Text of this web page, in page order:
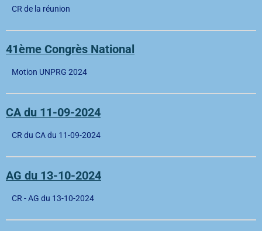
CR de la réunion
41ème Congrès National
Motion UNPRG 2024
CA du 11-09-2024
CR du CA du 11-09-2024
AG du 13-10-2024
CR - AG du 13-10-2024